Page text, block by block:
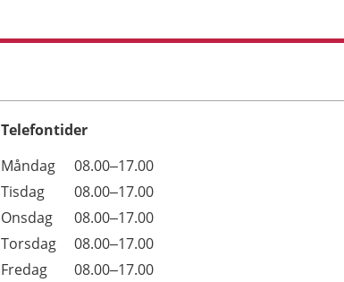
Telefontider
Dag
Öppettider
Kommentarer
Måndag
08.00–17.00
Tisdag
08.00–17.00
Onsdag
08.00–17.00
Torsdag
08.00–17.00
Fredag
08.00–17.00